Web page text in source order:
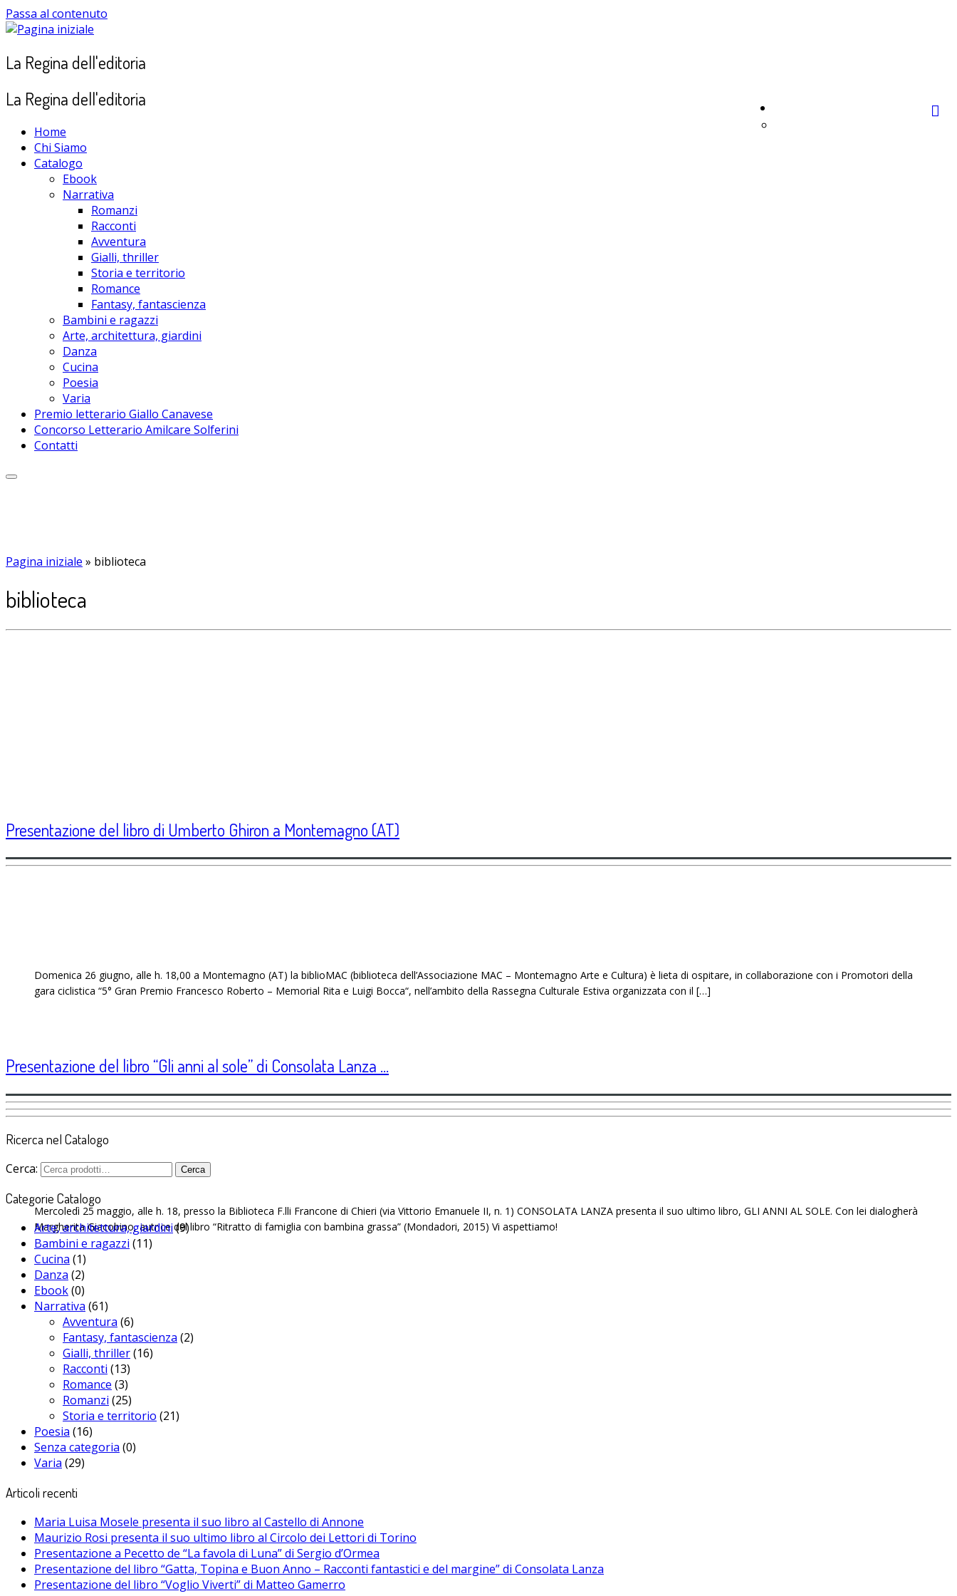
Passa al contenuto
La Regina dell'editoria
La Regina dell'editoria
Home
Chi Siamo
Catalogo
Ebook
Narrativa
Romanzi
Racconti
Avventura
Gialli, thriller
Storia e territorio
Romance
Fantasy, fantascienza
Bambini e ragazzi
Arte, architettura, giardini
Danza
Cucina
Poesia
Varia
Premio letterario Giallo Canavese
Concorso Letterario Amilcare Solferini
Contatti
Pagina iniziale » biblioteca
biblioteca
Domenica 26 giugno, alle h. 18,00 a Montemagno (AT) la biblioMAC (biblioteca dell’Associazione MAC – Montemagno Arte e Cultura) è lieta di ospitare, in collaborazione con i Promotori della
gara ciclistica “5° Gran Premio Francesco Roberto – Memorial Rita e Luigi Bocca“, nell’ambito della Rassegna Culturale Estiva organizzata con il […]
Presentazione del libro di Umberto Ghiron a Montemagno (AT)
Mercoledì 25 maggio, alle h. 18, presso la Biblioteca F.lli Francone di Chieri (via Vittorio Emanuele II, n. 1) CONSOLATA LANZA presenta il suo ultimo libro, GLI ANNI AL SOLE. Con lei dialogherà
Margherita Giacobino, autrice del libro “Ritratto di famiglia con bambina grassa” (Mondadori, 2015) Vi aspettiamo!
Presentazione del libro “Gli anni al sole” di Consolata Lanza ...
Ricerca nel Catalogo
Cerca: Cerca
Categorie Catalogo
Arte, architettura, giardini (9)
Bambini e ragazzi (11)
Cucina (1)
Danza (2)
Ebook(0)
Narrativa (61)
Avventura (6)
Fantasy, fantascienza (2)
Gialli, thriller(16)
Racconti (13)
Romance (3)
Romanzi (25)
Storia e territorio (21)
Poesia (16)
Senza categoria (0)
Varia (29)
Articoli recenti
Maria Luisa Mosele presenta il suo libro al Castello di Annone
Maurizio Rosi presenta il suo ultimo libro al Circolo dei Lettori di Torino
Presentazione a Pecetto de “La favola di Luna” di Sergio d’Ormea
Presentazione del libro “Gatta, Topina e Buon Anno – Racconti fantastici e del margine” di Consolata Lanza
Presentazione del libro “Voglio Viverti” di Matteo Gamerro